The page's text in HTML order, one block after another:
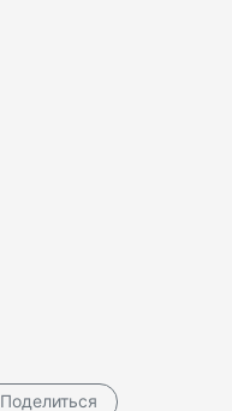
Поделиться